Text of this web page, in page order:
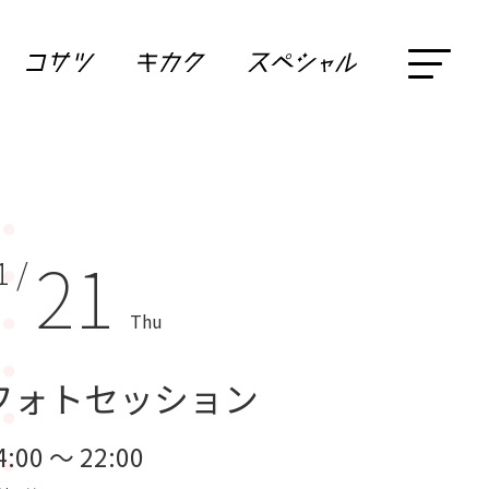
/ 21 Thu
ォトセッション
～ 22:00